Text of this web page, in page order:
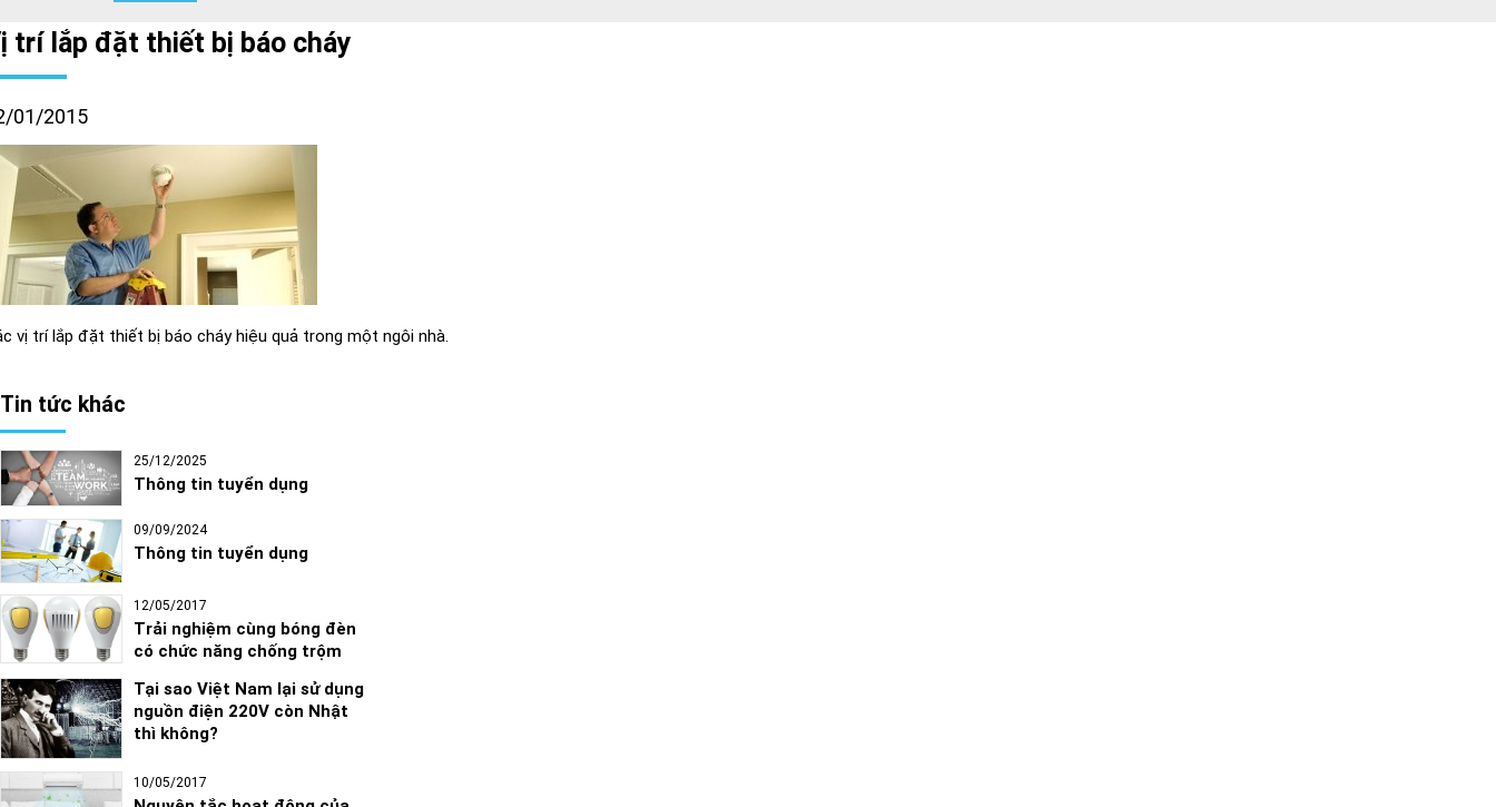
trí lắp đặt thiết bị báo cháy
01/2015
vị trí lắp đặt thiết bị báo cháy hiệu quả trong một ngôi nhà.
Tin tức khác
25/12/2025
Thông tin tuyển dụng
09/09/2024
Thông tin tuyển dụng
12/05/2017
Trải nghiệm cùng bóng đèn
có chức năng chống trộm
Tại sao Việt Nam lại sử dụng
nguồn điện 220V còn Nhật
thì không?
10/05/2017